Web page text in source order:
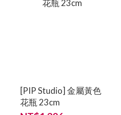
[PIP Studio] 金屬黃色
花瓶 23cm